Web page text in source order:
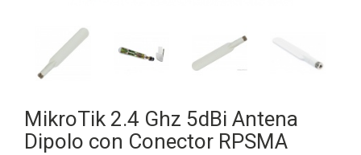
MikroTik 2.4 Ghz 5dBi Antena
Dipolo con Conector RPSMA